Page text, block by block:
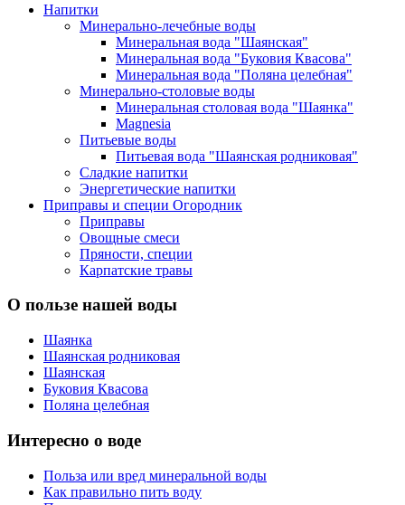
Напитки
Минерально-лечебные воды
Минеральная вода "Шаянская"
Минеральная вода "Буковия Квасова"
Минеральная вода "Поляна целебная"
Минерально-столовые воды
Минеральная столовая вода "Шаянка"
Magnesia
Питьевые воды
Питьевая вода "Шаянская родниковая"
Сладкие напитки
Энергетические напитки
Приправы и специи Огородник
Приправы
Овощные смеси
Пряности, специи
Карпатские травы
О пользе нашей воды
Шаянка
Шаянская родниковая
Шаянская
Буковия Квасова
Поляна целебная
Интересно о воде
Польза или вред минеральной воды
Как правильно пить воду